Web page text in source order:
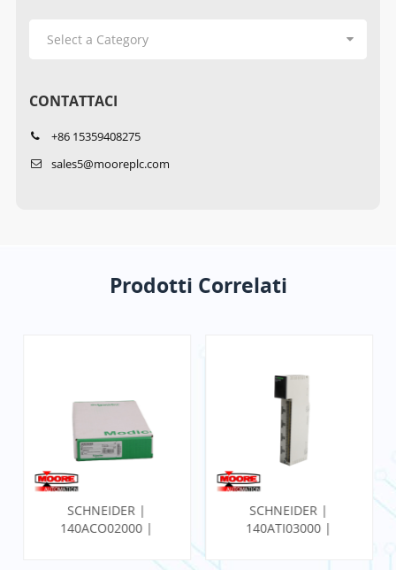
CONTATTACI
+86 15359408275
sales5@mooreplc.com
Prodotti Correlati
SCHNEIDER |
140ACO02000 |
SCHNEIDER |
140ATI03000 |